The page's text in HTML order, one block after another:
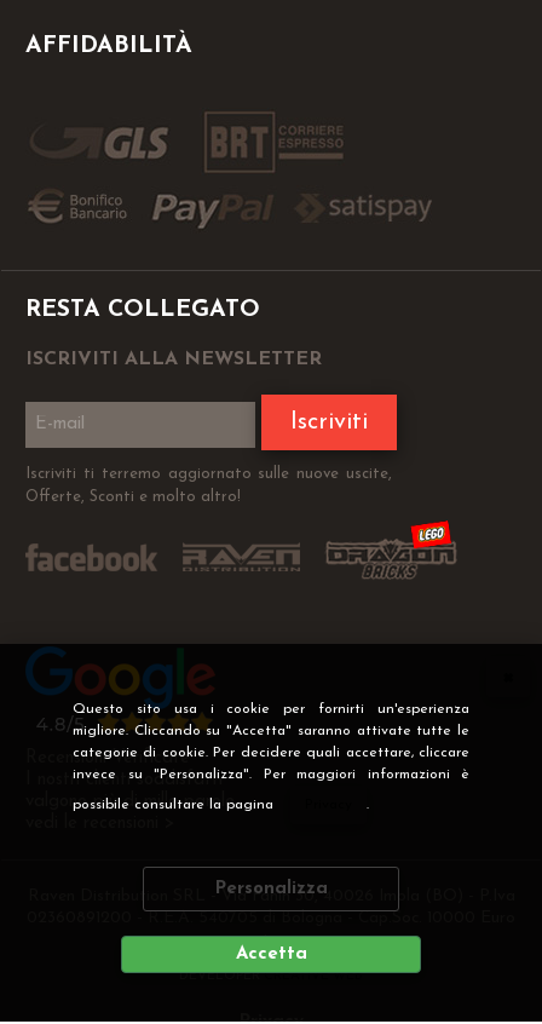
Questo sito usa i cookie per fornirti un'esperienza
migliore. Cliccando su "Accetta" saranno attivate tutte le
categorie di cookie. Per decidere quali accettare, cliccare
invece su "Personalizza". Per maggiori informazioni è
possibile consultare la pagina .
Personalizza
Accetta
AFFIDABILITÀ
RESTA COLLEGATO
ISCRIVITI ALLA NEWSLETTER
Iscriviti
Iscriviti ti terremo aggiornato sulle nuove uscite,
Offerte, Sconti e molto altro!
Recensioni Verificate
I nostri clienti soddisfatti
valgono più di mille parole
Raven Distribution SRL - Via Fanin 30, 40026 Imola (BO) - P.Iva
i.v
DEVELOPERCREATIVE WEB